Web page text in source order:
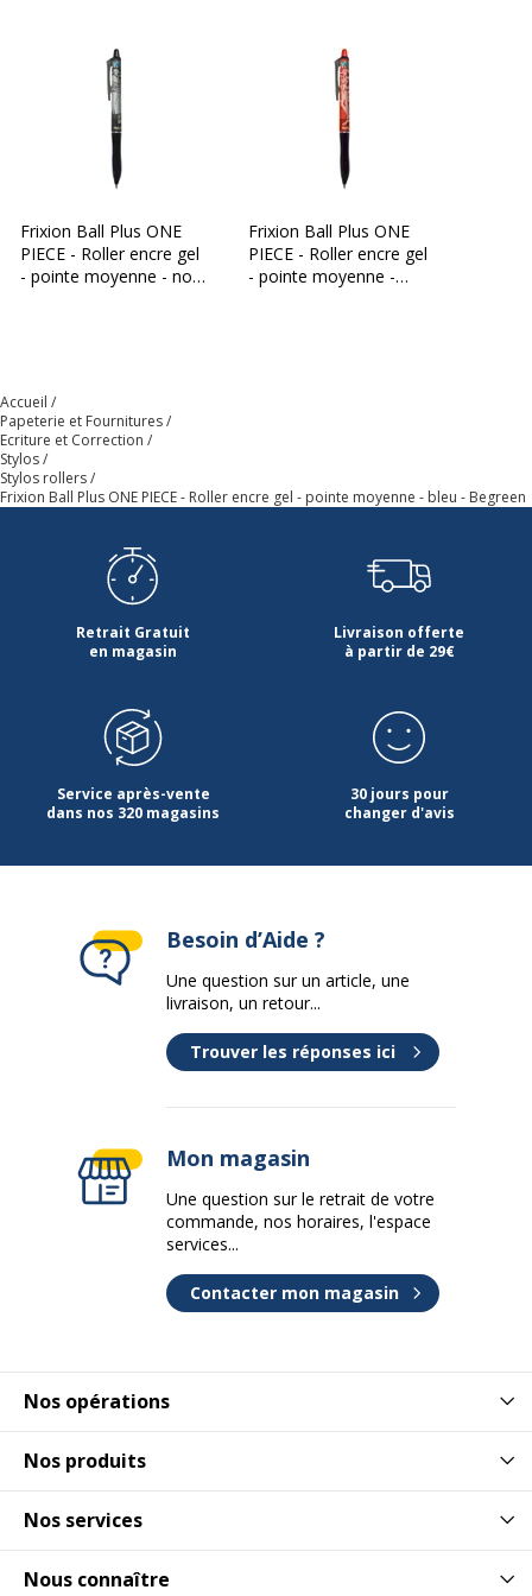
Type d'encre
Encre en gel
thermosensible
Zone de préhension
Données d'identification
Données d'identification
Référence produit fabricant
Caractéristiques environnementales
Caractéristiques environnementales
Contenu recyclé du produit
(Commentaire)
plastique recyclé
Données logistiques
Quantité emballée
Frixion Ball Plus ONE
PIECE - Roller encre gel
- pointe moyenne - noir
Frixion Ball Plus ONE
PIECE - Roller encre gel
- pointe moyenne -
Accueil
Papeterie et Fournitures
Ecriture et Correction
Stylos
Stylos rollers
Frixion Ball Plus ONE PIECE - Roller encre gel - pointe moyenne - bleu - Begreen
Retrait Gratuit
en magasin
Livraison offerte
à partir de 29€
Service après-vente
dans nos 320 magasins
30 jours pour
changer d'avis
Nos opérations
Nos produits
Nos services
Nous connaître
Besoin d’Aide ?
Une question sur un article, une
livraison, un retour...
Trouver les réponses ici
Mon magasin
Une question sur le retrait de votre
commande, nos horaires, l'espace
services...
Contacter mon magasin